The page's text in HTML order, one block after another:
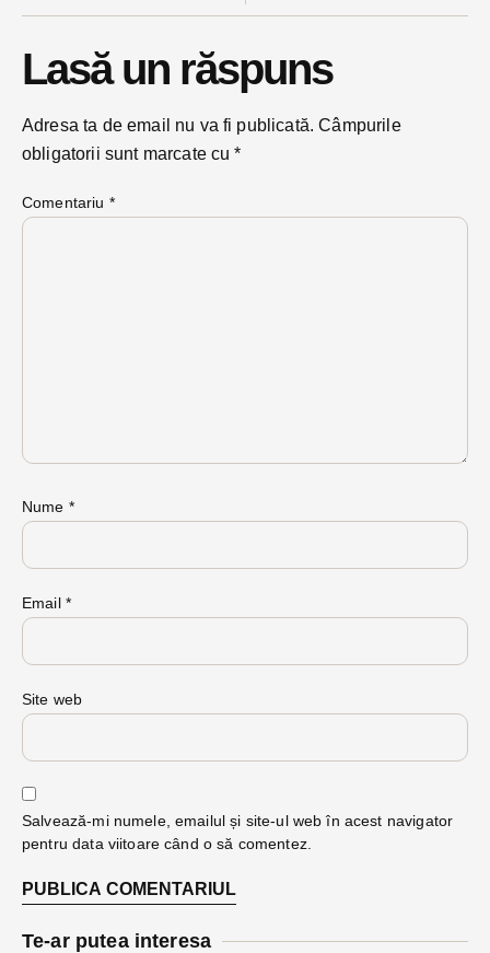
Lasă un răspuns
Adresa ta de email nu va fi publicată. Câmpurile
obligatorii sunt marcate cu*
Comentariu *
Nume *
Email *
Site web
Salvează-mi numele, emailul și site-ul web în acest navigator
pentru data viitoare când o să comentez.
Te-ar putea interesa